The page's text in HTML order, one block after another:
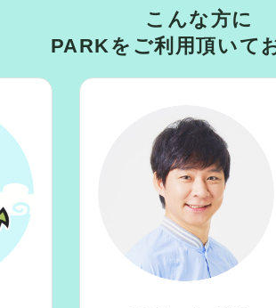
こんな方に
PARKをご利用頂いて